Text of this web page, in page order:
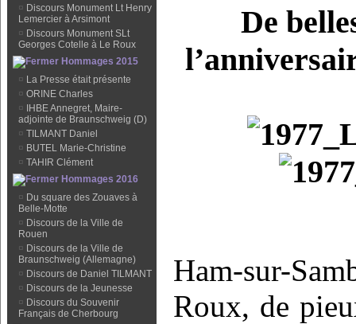
¤ Discours Monument Lt Henry
Lemercier à Arsimont
¤ Discours Monument SLt
Georges Cotelle à Le Roux
Hommages 2015
¤ La Presse était présente
¤ ORINE Charles
¤
IHBE Annegret, Maire-
adjointe de Braunschweig (D)
¤ TILMANT Daniel
¤ BUTEL Marie-Christine
¤ TAHIR Clément
Hommages 2016
¤ Du square des Zouaves à
Belle-Motte
¤ Discours de la Ville de
Rouen
¤ Discours de la Ville de
Braunschweig (Allemagne)
¤ Discours de Daniel TILMANT
¤ Discours de la Jeunesse
¤ Discours du Souvenir
Français de Cherbourg
De
Ham-sur-
Roux, de